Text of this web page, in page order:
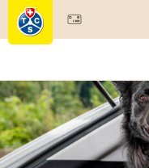
Mitgliedschaft &
Test, Sicherheit &